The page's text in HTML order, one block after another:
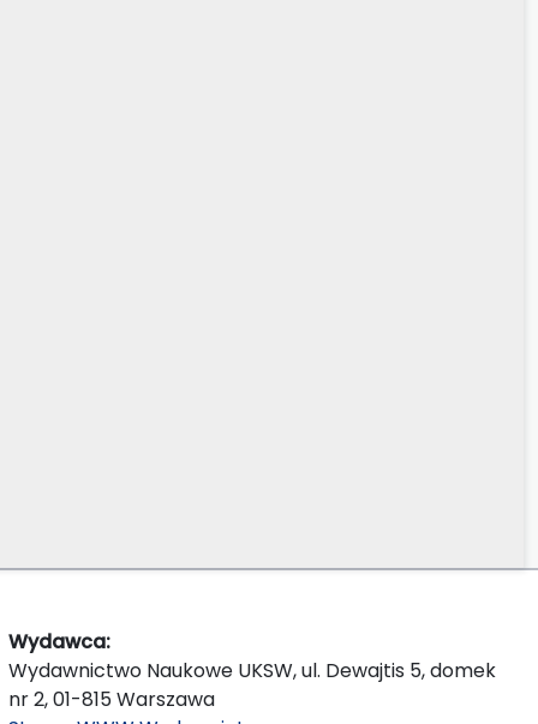
Wydawca:
Wydawnictwo Naukowe UKSW, ul. Dewajtis 5, domek
nr 2, 01-815 Warszawa